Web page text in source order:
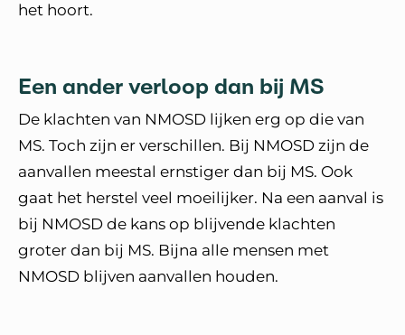
het hoort.
Een ander verloop dan bij MS
De klachten van NMOSD lijken erg op die van
MS. Toch zijn er verschillen. Bij NMOSD zijn de
aanvallen meestal ernstiger dan bij MS. Ook
gaat het herstel veel moeilijker. Na een aanval is
bij NMOSD de kans op blijvende klachten
groter dan bij MS. Bijna alle mensen met
NMOSD blijven aanvallen houden.